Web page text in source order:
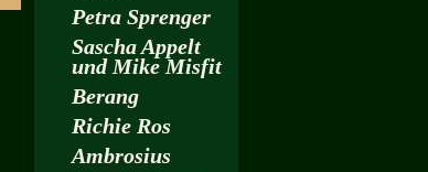
Petra Spren­ger
Sa­scha Ap­pelt
und Mike Mis­fit
Be­rang
Ri­chie Ros
Am­bro­si­us